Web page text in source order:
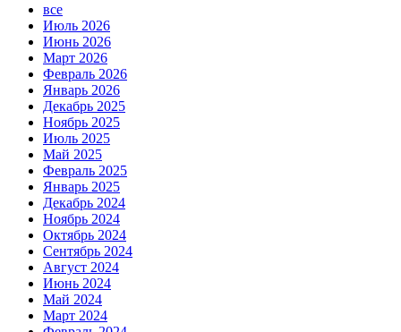
все
Июль 2026
Июнь 2026
Март 2026
Февраль 2026
Январь 2026
Декабрь 2025
Ноябрь 2025
Июль 2025
Май 2025
Февраль 2025
Январь 2025
Декабрь 2024
Ноябрь 2024
Октябрь 2024
Сентябрь 2024
Август 2024
Июнь 2024
Май 2024
Март 2024